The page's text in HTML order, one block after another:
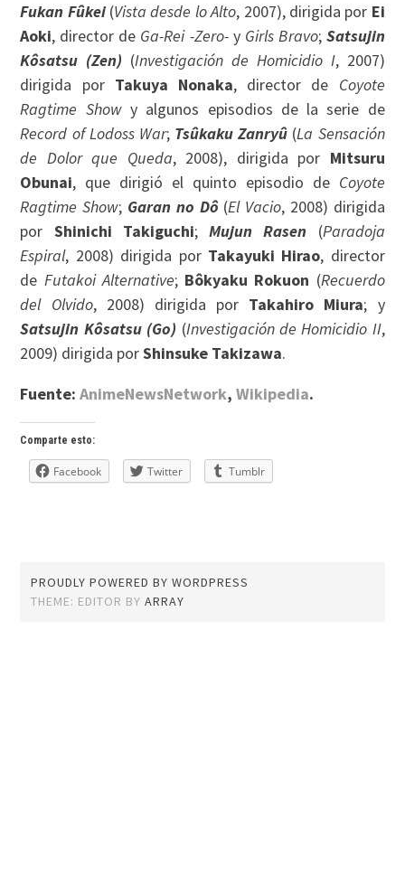
Fukan Fûkei(Vista desde lo Alto, 2007), dirigida por Ei
Aoki, director de Ga-Rei -Zero-y Girls Bravo; Satsujin
Kôsatsu (Zen) (Investigación de Homicidio I, 2007)
dirigida por Takuya Nonaka, director de Coyote
Ragtime Showy algunos episodios de la serie de
Record of Lodoss War; Tsûkaku Zanryû (La Sensación
de Dolor que Queda, 2008), dirigida por Mitsuru
Obunai, que dirigió el quinto episodio de Coyote
Ragtime Show; Garan no Dô (El Vacio, 2008) dirigida
por Shinichi Takiguchi;Mujun Rasen (Paradoja
Espiral, 2008) dirigida por Takayuki Hirao, director
de Futakoi Alternative; Bôkyaku Rokuon (Recuerdo
del Olvido, 2008) dirigida por Takahiro Miura; y
Satsujin Kôsatsu (Go) (Investigación de Homicidio II,
2009) dirigida porShinsuke Takizawa.
Fuente:AnimeNewsNetwork,Wikipedia.
Comparte esto:
Facebook Twitter Tumblr
PROUDLY POWERED BY WORDPRESS
THEME: EDITOR BYARRAY